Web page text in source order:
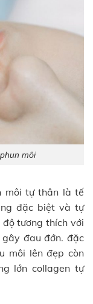
môi
môi tự thân là tế
đặc biệt và tự
tương thích với
gây đau đớn. đặc
môi lên đẹp còn
lớn collagen tự